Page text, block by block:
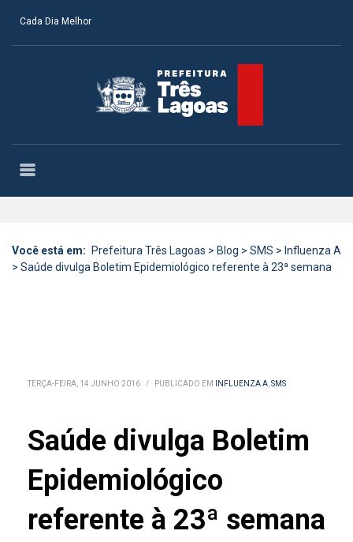
Cada Dia Melhor
Você está em: Prefeitura Três Lagoas > Blog > SMS > Influenza A
> Saúde divulga Boletim Epidemiológico referente à 23ª semana
TERÇA-FEIRA, 14 JUNHO 2016 / PUBLICADO EM INFLUENZA A,SMS
Saúde divulga Boletim
Epidemiológico
referente à 23ª semana